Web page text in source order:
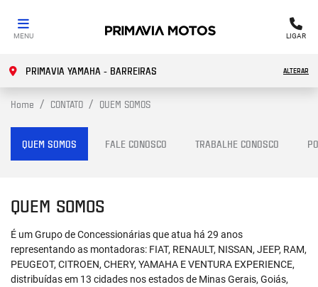
MENU LIGAR
PRIMAVIA YAMAHA - BARREIRAS ALTERAR
Home CONTATO QUEM SOMOS
QUEM SOMOS FALE CONOSCO TRABALHE CONOSCO
QUEM SOMOS
É um Grupo de Concessionárias que atua há 29 anos
representando as montadoras: FIAT, RENAULT, NISSAN, JEEP, RAM,
PEUGEOT, CITROEN, CHERY, YAMAHA E VENTURA EXPERIENCE,
distribuídas em 13 cidades nos estados de Minas Gerais, Goiás,